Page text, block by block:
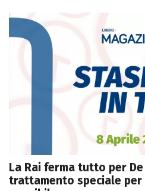
La Rai ferma tutto per
trattamento speciale